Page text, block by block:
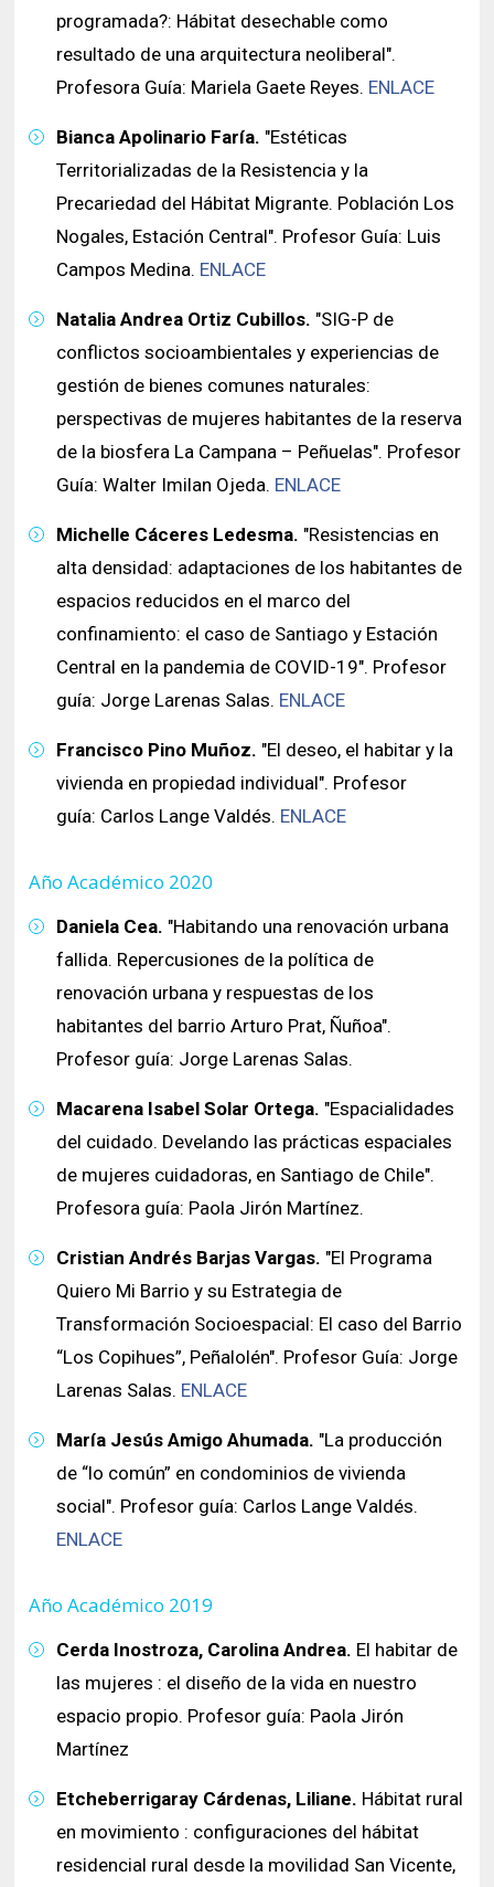
programada?: Hábitat desechable como
resultado de una arquitectura neoliberal".
Profesora Guía: Mariela Gaete Reyes. ENLACE
Bianca Apolinario Faría. "Estéticas
Territorializadas de la Resistencia y la
Precariedad del Hábitat Migrante. Población Los
Nogales, Estación Central". Profesor Guía: Luis
Campos Medina. ENLACE
Natalia Andrea Ortiz Cubillos. "SIG-P de
conflictos socioambientales y experiencias de
gestión de bienes comunes naturales:
perspectivas de mujeres habitantes de la reserva
de la biosfera La Campana – Peñuelas". Profesor
Guía: Walter Imilan Ojeda. ENLACE
Michelle Cáceres Ledesma. "Resistencias en
alta densidad: adaptaciones de los habitantes de
espacios reducidos en el marco del
confinamiento: el caso de Santiago y Estación
Central en la pandemia de COVID-19". Profesor
guía: Jorge Larenas Salas. ENLACE
Francisco Pino Muñoz. "El deseo, el habitar y la
vivienda en propiedad individual". Profesor
guía: Carlos Lange Valdés. ENLACE
Año Académico 2020
Daniela Cea. "Habitando una renovación urbana
fallida. Repercusiones de la política de
renovación urbana y respuestas de los
habitantes del barrio Arturo Prat, Ñuñoa".
Profesor guía: Jorge Larenas Salas.
Macarena Isabel Solar Ortega. "Espacialidades
del cuidado. Develando las prácticas espaciales
de mujeres cuidadoras, en Santiago de Chile".
Profesora guía: Paola Jirón Martínez.
Cristian Andrés Barjas Vargas. "El Programa
Quiero Mi Barrio y su Estrategia de
Transformación Socioespacial: El caso del Barrio
“Los Copihues”, Peñalolén". Profesor Guía: Jorge
Larenas Salas. ENLACE
María Jesús Amigo Ahumada. "La producción
de “lo común” en condominios de vivienda
social". Profesor guía: Carlos Lange Valdés.
ENLACE
Año Académico 2019
Cerda Inostroza, Carolina Andrea. El habitar de
las mujeres : el diseño de la vida en nuestro
espacio propio. Profesor guía: Paola Jirón
Martínez
Etcheberrigaray Cárdenas, Liliane. Hábitat rural
en movimiento : configuraciones del hábitat
residencial rural desde la movilidad San Vicente,